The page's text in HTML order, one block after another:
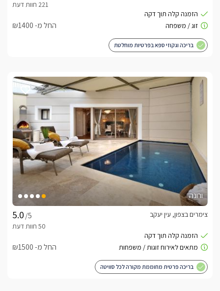
החל מ- ₪1400
בריכה וגקוזי ספא בפרטיות מוחלטת
ורונה
/5
צימרים בצפון, עין יעקב
החל מ- ₪1500
בריכה פרטית מחוממת מקורה לכל סוויטה